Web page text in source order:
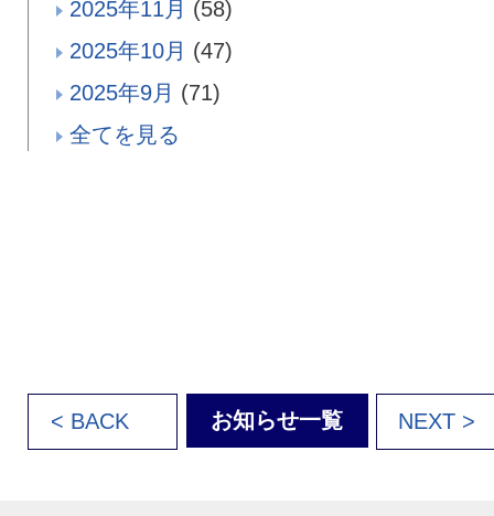
2025年11月 (58)
2025年10月 (47)
2025年9月 (71)
全てを見る
< BACK お知らせ一覧 NEXT >